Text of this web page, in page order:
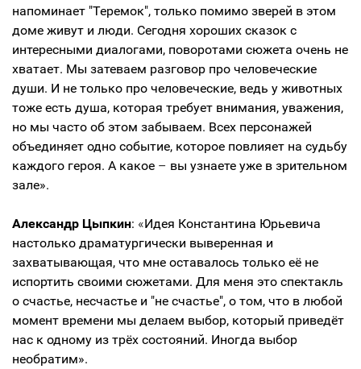
напоминает "Теремок", только помимо зверей в этом
доме живут и люди. Сегодня хороших сказок с
интересными диалогами, поворотами сюжета очень не
хватает. Мы затеваем разговор про человеческие
души. И не только про человеческие, ведь у животных
тоже есть душа, которая требует внимания, уважения,
но мы часто об этом забываем. Всех персонажей
объединяет одно событие, которое повлияет на судьбу
каждого героя. А какое – вы узнаете уже в зрительном
зале».
Александр Цыпкин: «Идея Константина Юрьевича
настолько драматургически выверенная и
захватывающая, что мне оставалось только её не
испортить своими сюжетами. Для меня это спектакль
о счастье, несчастье и "не счастье", о том, что в любой
момент времени мы делаем выбор, который приведёт
нас к одному из трёх состояний. Иногда выбор
необратим».